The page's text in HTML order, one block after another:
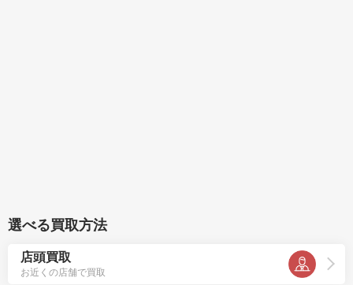
選べる買取方法
店頭買取
お近くの店舗で買取